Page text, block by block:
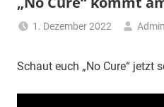
1. Dezember 2022 Admin
Schaut euch „No Cure“ jetzt